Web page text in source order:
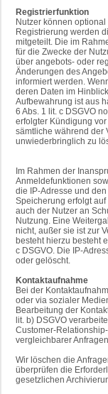
Registrierfunktion
Nutzer können
Registrierung werden
mitgeteilt. Die im
für die Zwecke der
über angebots- oder
Änderungen des
informiert werden.
deren Daten im
Aufbewahrung ist aus
6 Abs. 1 lit. c DSGVO
erfolgter Kündigung
sämtliche während der
unwiederbringlich zu
Im Rahmen der
Anmeldefunktionen
die IP-Adresse und
Speicherung erfolgt
auch der Nutzer an
Nutzung. Eine
nicht, außer sie ist zur
besteht hierzu besteht
c DSGVO. Die IP-
oder gelöscht.
Kontaktaufnahme
Bei der
oder via sozialer
Bearbeitung der
lit. b) DSGVO
Customer-
vergleichbarer
Wir löschen die
überprüfen die
gesetzlichen